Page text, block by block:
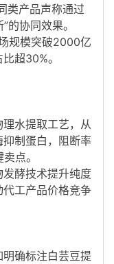
类产品声称通过
的协同效果。
规模突破2000亿
比超30%。
水提取工艺，从
制蛋白，阻断率
卖点。
酵技术提升纯度
工产品价格竞争
确标注白芸豆提